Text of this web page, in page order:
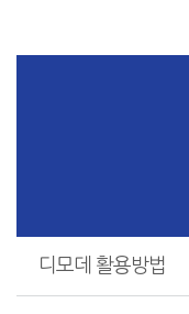
디모데 활용방법